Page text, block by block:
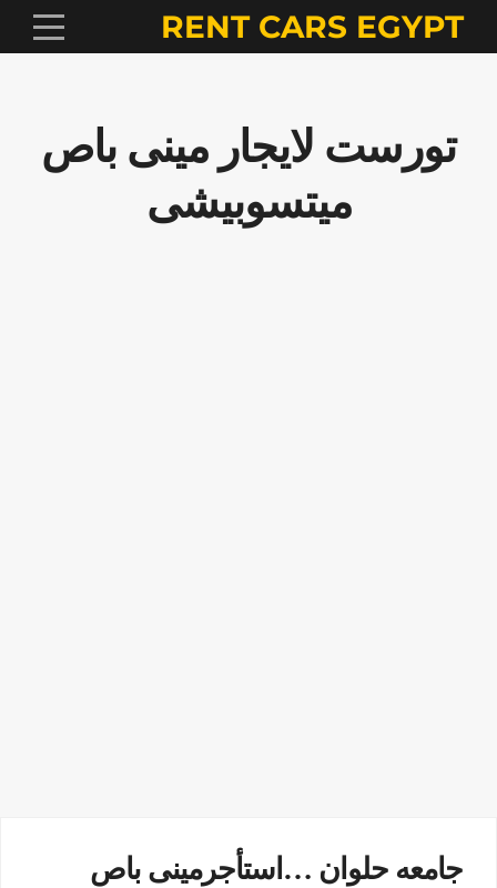
RENT CARS EGYPT
تورست لايجار مينى باص
ميتسوبيشى
جامعه حلوان …استأجرمينى باص